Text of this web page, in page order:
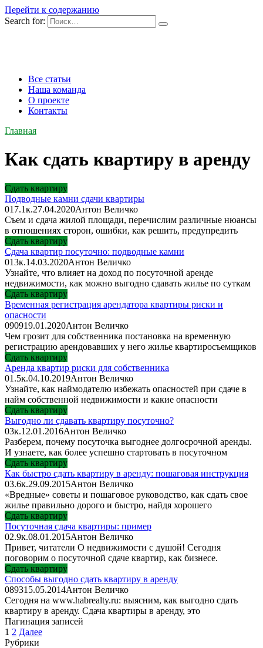
Перейти к содержанию
Search for:
Все статьи
Наша команда
О проекте
Контакты
Главная
Как сдать квартиру в аренду
Сдать квартиру
Подводные камни сдачи квартиры
017.1к.27.04.2020Антон Величко
Съем и сдача жилой площади, перечислим различные нюансы
в отношениях сторон, ошибки, как решить, предупредить
Сдать квартиру
Сдача квартир посуточно: подводные камни
013к.14.03.2020Антон Величко
Узнайте, что влияет на доход по посуточной аренде
недвижимости, как можно выгодно сдавать жилье по суткам
Сдать квартиру
Временная регистрация арендатора квартиры риски и
опасности
090919.01.2020Антон Величко
Чем грозит для собственника постановка на временную
регистрацию арендовавших у него жилье квартиросъемщиков
Сдать квартиру
Аренда квартир риски для собственника
01.5к.04.10.2019Антон Величко
Узнайте, как наймодателю избежать опасностей при сдаче в
найм собственной недвижимости и какие опасности
Сдать квартиру
Выгодно ли сдавать квартиру посуточно?
03к.12.01.2016Антон Величко
Разберем, почему посуточка выгоднее долгосрочной аренды.
И узнаете, как более успешно стартовать в посуточном
Сдать квартиру
Как быстро сдать квартиру в аренду: пошаговая инструкция
03.6к.29.09.2015Антон Величко
«Вредные» советы и пошаговое руководство, как сдать свое
жилье правильно дорого и быстро, найдя хорошего
Сдать квартиру
Посуточная сдача квартиры: пример
02.9к.08.01.2015Антон Величко
Привет, читатели О недвижимости с душой! Сегодня
поговорим о посуточной сдаче квартир, как бизнесе.
Сдать квартиру
Способы выгодно сдать квартиру в аренду
089315.05.2014Антон Величко
Сегодня на www.habrealty.ru: выясним, как выгодно сдать
квартиру в аренду. Сдача квартиры в аренду, это
Пагинация записей
1 2 Далее
Рубрики